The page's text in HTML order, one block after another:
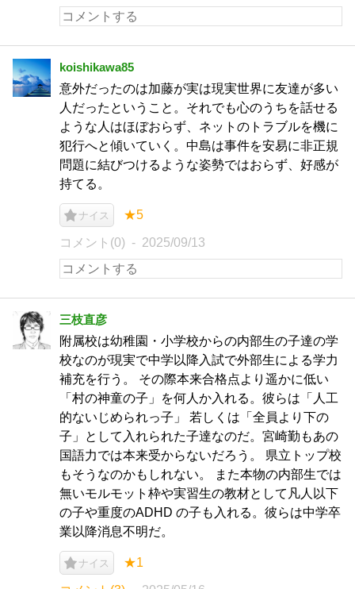
koishikawa85
意外だったのは加藤が実は現実世界に友達が多い
人だったということ。それでも心のうちを話せる
ような人はほぼおらず、ネットのトラブルを機に
犯行へと傾いていく。中島は事件を安易に非正規
問題に結びつけるような姿勢ではおらず、好感が
持てる。
ナイス ★5
コメント(0) 2025/09/13
三枝直彦
附属校は幼稚園・小学校からの内部生の子達の学
校なのが現実で中学以降入試で外部生による学力
補充を行う。 その際本来合格点より遥かに低い
「村の神童の子」を何人か入れる。彼らは「人工
的ないじめられっ子」 若しくは「全員より下の
子」として入れられた子達なのだ。宮崎勤もあの
国語力では本来受からないだろう。 県立トップ校
もそうなのかもしれない。 また本物の内部生では
無いモルモット枠や実習生の教材として凡人以下
の子や重度のADHD の子も入れる。彼らは中学卒
業以降消息不明だ。
ナイス ★1